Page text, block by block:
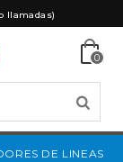
llamadas)
0
DE LINEAS